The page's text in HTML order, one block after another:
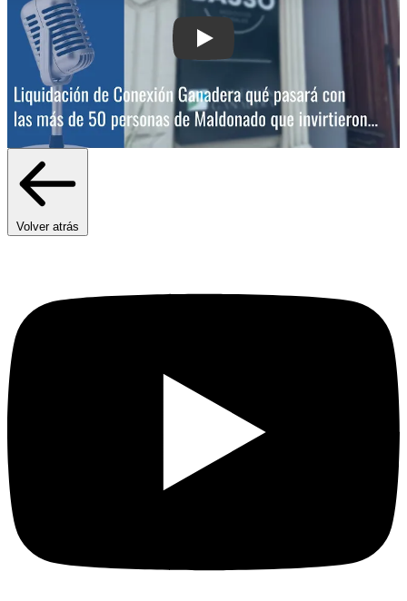
Play: Liquidación de Conexión
Volver atrás